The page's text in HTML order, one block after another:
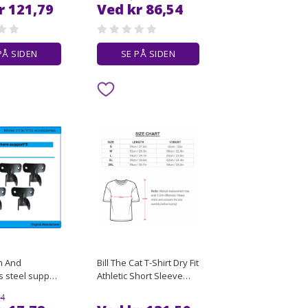
All size
121,79
SIDEN
Ved kr 86,54
SE PÅ SIDEN
And
steel support
For
Bill The Cat T-Shirt Dry Fit
Athletic Short Sleeve